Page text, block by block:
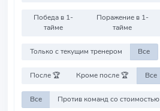
Победа в 1-
тайме
Поражение в 1-
тайме
Только с текущим тренером Все
После 🏆 Кроме после 🏆 Все
Все